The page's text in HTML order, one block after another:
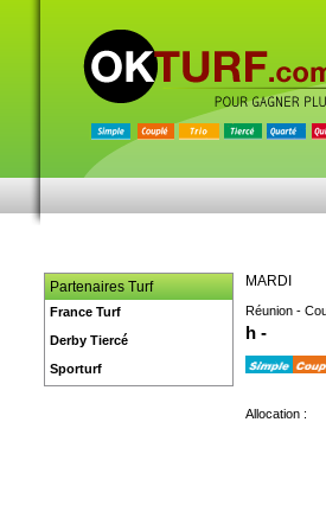
MARDI
Réunion -
h -
Allocation :
Partenaires Turf
France Turf
Derby Tiercé
Sporturf